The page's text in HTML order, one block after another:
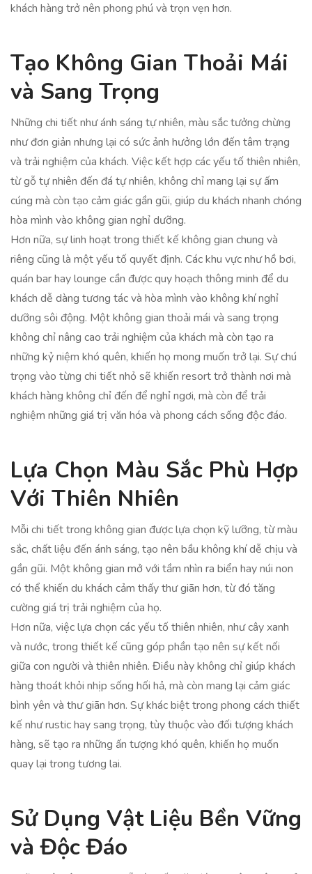
khách hàng trở nên phong phú và trọn vẹn hơn.
Tạo Không Gian Thoải Mái
và Sang Trọng
Những chi tiết như ánh sáng tự nhiên, màu sắc tưởng chừng
như đơn giản nhưng lại có sức ảnh hưởng lớn đến tâm trạng
và trải nghiệm của khách. Việc kết hợp các yếu tố thiên nhiên,
từ gỗ tự nhiên đến đá tự nhiên, không chỉ mang lại sự ấm
cúng mà còn tạo cảm giác gần gũi, giúp du khách nhanh chóng
hòa mình vào không gian nghỉ dưỡng.
Hơn nữa, sự linh hoạt trong thiết kế không gian chung và
riêng cũng là một yếu tố quyết định. Các khu vực như hồ bơi,
quán bar hay lounge cần được quy hoạch thông minh để du
khách dễ dàng tương tác và hòa mình vào không khí nghỉ
dưỡng sôi động. Một không gian thoải mái và sang trọng
không chỉ nâng cao trải nghiệm của khách mà còn tạo ra
những kỷ niệm khó quên, khiến họ mong muốn trở lại. Sự chú
trọng vào từng chi tiết nhỏ sẽ khiến resort trở thành nơi mà
khách hàng không chỉ đến để nghỉ ngơi, mà còn để trải
nghiệm những giá trị văn hóa và phong cách sống độc đáo.
Lựa Chọn Màu Sắc Phù Hợp
Với Thiên Nhiên
Mỗi chi tiết trong không gian được lựa chọn kỹ lưỡng, từ màu
sắc, chất liệu đến ánh sáng, tạo nên bầu không khí dễ chịu và
gần gũi. Một không gian mở với tầm nhìn ra biển hay núi non
có thể khiến du khách cảm thấy thư giãn hơn, từ đó tăng
cường giá trị trải nghiệm của họ.
Hơn nữa, việc lựa chọn các yếu tố thiên nhiên, như cây xanh
và nước, trong thiết kế cũng góp phần tạo nên sự kết nối
giữa con người và thiên nhiên. Điều này không chỉ giúp khách
hàng thoát khỏi nhịp sống hối hả, mà còn mang lại cảm giác
bình yên và thư giãn hơn. Sự khác biệt trong phong cách thiết
kế như rustic hay sang trọng, tùy thuộc vào đối tượng khách
hàng, sẽ tạo ra những ấn tượng khó quên, khiến họ muốn
quay lại trong tương lai.
Sử Dụng Vật Liệu Bền Vững
và Độc Đáo